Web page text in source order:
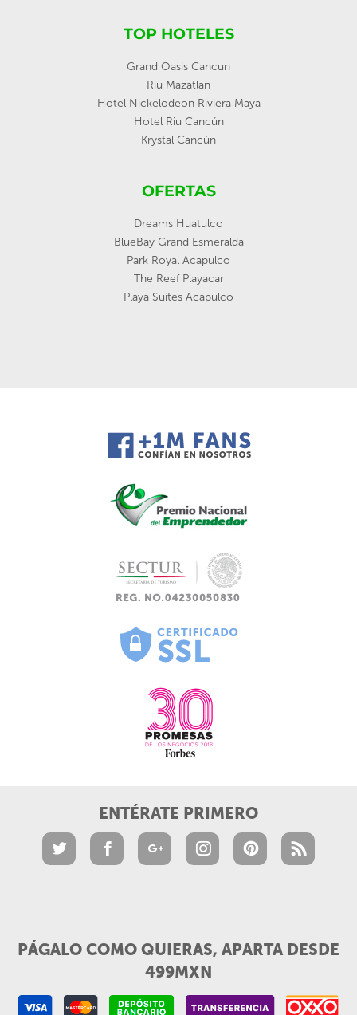
TOP HOTELES
Grand Oasis Cancun
Riu Mazatlan
Hotel Nickelodeon Riviera Maya
Hotel Riu Cancún
Krystal Cancún
OFERTAS
Dreams Huatulco
BlueBay Grand Esmeralda
Park Royal Acapulco
The Reef Playacar
Playa Suites Acapulco
ENTÉRATE PRIMERO
PÁGALO COMO QUIERAS, APARTA DESDE
499MXN